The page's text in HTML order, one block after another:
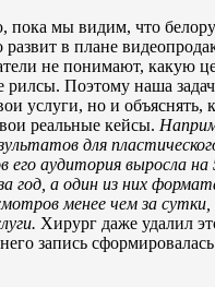
пока мы видим, что
развит в плане
не понимают, какую
рилсы. Поэтому наша
услуги, но и объяснять,
реальные кейсы.
для
его аудитория выросла
год, а один из них
менее чем за
Хирург даже удалил
запись